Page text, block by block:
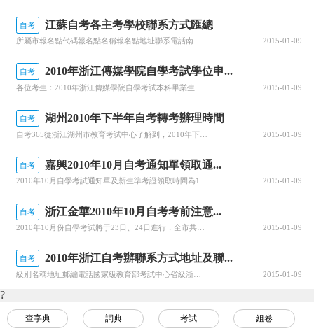
自考 江蘇自考各主考學校聯系方式匯總
所屬市報名點代碼報名點名稱報名點地址聯系電話南京市0129南京郵電大學南京市新模范馬路66號025-846923360130三江學院南京市雨花區鐵心橋龍西路10號025-528970940131河海大學南京市西康路1號025-837872290132南京農業大學南京市衛崗1號025-843962330133南京林業大學南京市龍蟠路159號025-854273660134南京工業大學南京市新模范馬路 2015-01-09
自考 2010年浙江傳媒學院自學考試學位申...
2015-01-09
自考 湖州2010年下半年自考轉考辦理時間
自考365從浙江湖州市教育考試中心了解到，2010年下半年自學考試轉考手續辦理時間：9月3日—5日。請考生注意辦理時間。自考365提示：湖州市教育考試中心地址湖州市吉山北路6號，聯系電話：2025303 2015-01-09
自考 嘉興2010年10月自考通知單領取通...
2015-01-09
自考 浙江金華2010年10月自考考前注意...
2010年10月份自學考試將于23日、24日進行，全市共有7212人、14573課次。全市設考點11個，其中市區5個：金華三中、金華四中、金華九中、省五監、金華監獄；縣（市）設考點6個：武義、浦江、磐安、蘭溪、東陽、永康各設1個考點。教師資格認定考試將于24日進行，上午考《教育學》、下午考《心理學》，全市共有5158人、9455課次，設考點3個：浙江師范大學、金華教育學院、金職院師范學院。全國執業 2015-01-09
自考 2010年浙江自考辦聯系方式地址及聯...
級別名稱地址郵編電話國家級教育部考試中心省級浙江省教育考試院杭州市文暉路321號浙江教育大廈（市交警指揮中心斜對面）3100140571-88008122地市杭州杭州市高等教育自學考試辦公室杭州市環城北路華浙廣場9號（白馬大廈）北側裙樓3100050571-858666950571-85866663寧波寧波市高等教育自學考試辦公室寧波市菱池街9號3150000574-87323004溫州溫州市高等 2015-01-09
?
查字典 詞典 考試 組卷